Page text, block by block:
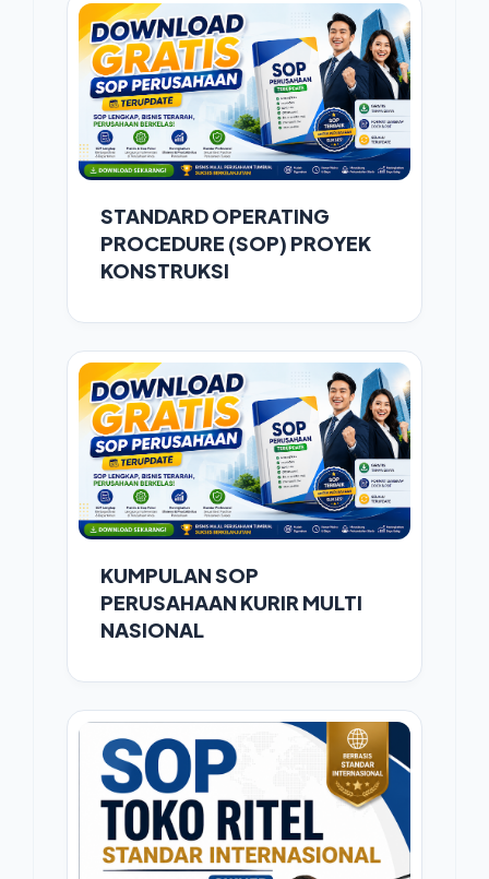
STANDARD OPERATING
PROCEDURE (SOP) PROYEK
KONSTRUKSI
KUMPULAN SOP
PERUSAHAAN KURIR MULTI
NASIONAL